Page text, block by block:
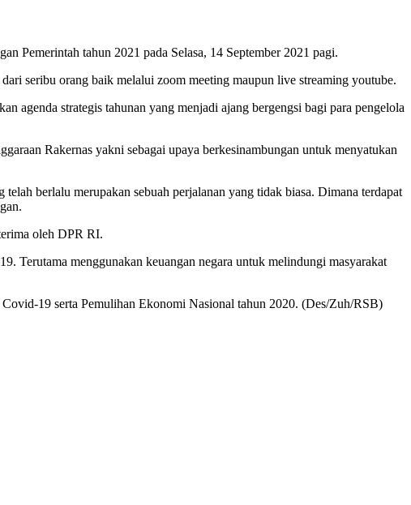
tahun 2021 pada Selasa, 14 September 2021 pagi.
seribu orang baik melalui zoom meeting maupun live streaming youtube.
agenda strategis tahunan yang menjadi ajang bergengsi bagi para pengelola
Rakernas yakni sebagai upaya berkesinambungan untuk menyatukan
berlalu merupakan sebuah perjalanan yang tidak biasa. Dimana terdapat
oleh DPR RI.
Terutama menggunakan keuangan negara untuk melindungi masyarakat
19 serta Pemulihan Ekonomi Nasional tahun 2020. (Des/Zuh/RSB)